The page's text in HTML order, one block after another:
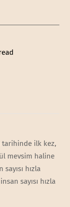
tarihinde ilk kez,
mevsim haline
hızla
sayısı hızla